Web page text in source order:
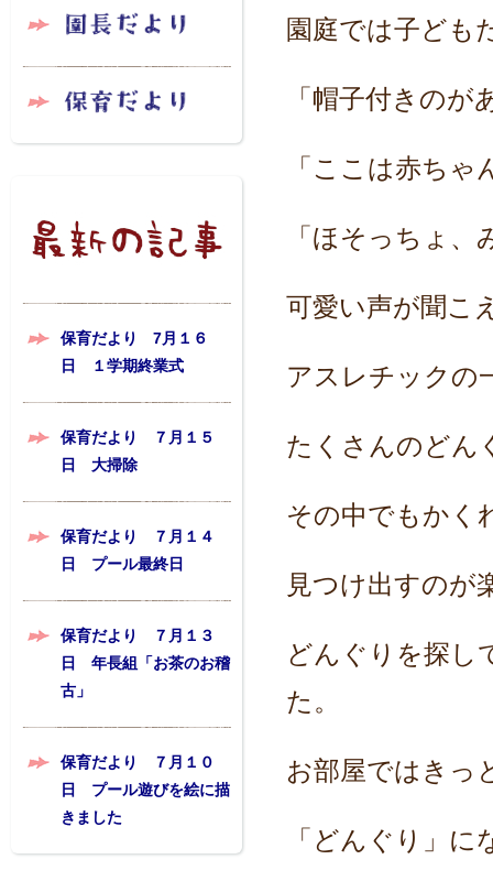
保育だより 7月１６
日 １学期終業式
保育だより ７月１５
日 大掃除
保育だより ７月１４
日 プール最終日
保育だより ７月１３
日 年長組「お茶のお稽
古」
保育だより ７月１０
日 プール遊びを絵に描
きました
園庭では子ども
「帽子付きのが
「ここは赤ち
「ほそっちょ
可愛い声が聞こ
アスレチックの
たくさんのどん
その中でもかく
見つけ出すのが
どんぐりを探し
た。
お部屋ではきっ
「どんぐり」